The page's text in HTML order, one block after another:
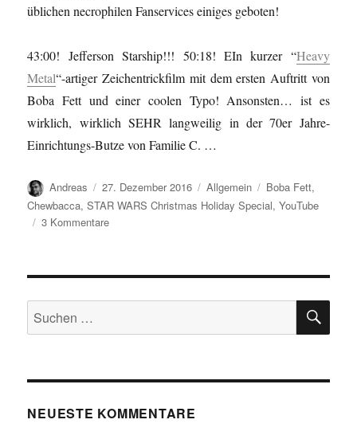
üblichen necrophilen Fanservices einiges geboten!
43:00! Jefferson Starship!!! 50:18! EIn kurzer “Heavy
Metal“-artiger Zeichentrickfilm mit dem ersten Auftritt von
Boba Fett und einer coolen Typo! Ansonsten… ist es
wirklich, wirklich SEHR langweilig in der 70er Jahre-
Einrichtungs-Butze von Familie C. …
Autor
Andreas
Veröffentlicht
am
27. Dezember 2016 Kategorien
Allgemein Schlagwörter
Boba Fett,
Chewbacca,STAR WARS Christmas Holiday Special,YouTube
3 Kommentarezu
Suchen
nach:
NEUESTE KOMMENTARE